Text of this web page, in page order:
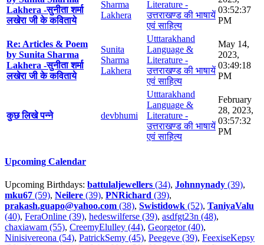
Lakhera -सुनीता शर्मा
लखेरा जी के कविताये
Sharma
Lakhera
Literature -
उत्तराखण्ड की भाषायें
एवं साहित्य
03:52:37
PM
Re: Articles & Poem
by Sunita Sharma
Lakhera -सुनीता शर्मा
लखेरा जी के कविताये
Sunita
Sharma
Lakhera
Utttarakhand
Language &
Literature -
उत्तराखण्ड की भाषायें
एवं साहित्य
May 14,
2023,
03:49:18
PM
कुछ लिखे पन्ने devbhumi
Utttarakhand
Language &
Literature -
उत्तराखण्ड की भाषायें
एवं साहित्य
February
28, 2023,
03:57:32
PM
Upcoming Calendar
Upcoming Birthdays: battulaljewellers (34), Johnnynady (39),
mku67 (59), Neilere (39), PNRichard (39),
prakash.guapo@yahoo.com (38), Swistidowk (52), TaniyaValu
(40), FeraOnline (39), hedeswilferse (39), asdfgt23n (48),
chaxiawam (55), CreemyElulley (44), Georgetor (40),
Ninisivereona (54), PatrickSemy (45), Peegeve (39), FeexiseKepsy